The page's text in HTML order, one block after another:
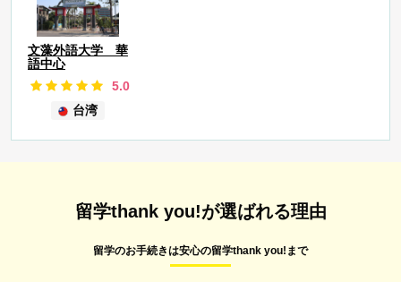
文藻外語大学 華
語中心
5.0
台湾
留学thank you!が選ばれる理由
留学のお手続きは安心の留学thank you!まで